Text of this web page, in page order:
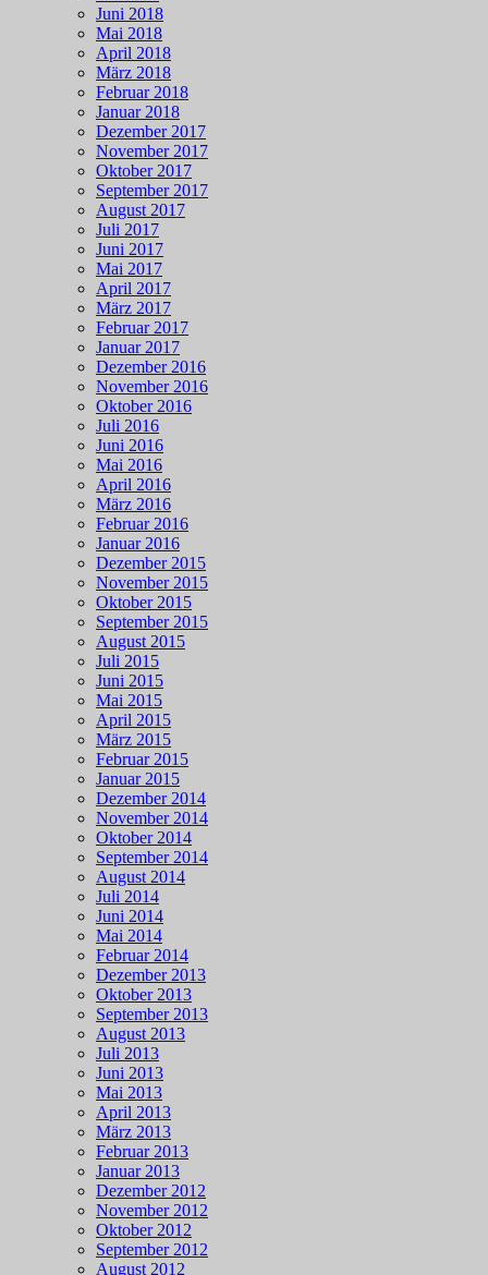
Juni 2018
Mai 2018
April 2018
März 2018
Februar 2018
Januar 2018
Dezember 2017
November 2017
Oktober 2017
September 2017
August 2017
Juli 2017
Juni 2017
Mai 2017
April 2017
März 2017
Februar 2017
Januar 2017
Dezember 2016
November 2016
Oktober 2016
Juli 2016
Juni 2016
Mai 2016
April 2016
März 2016
Februar 2016
Januar 2016
Dezember 2015
November 2015
Oktober 2015
September 2015
August 2015
Juli 2015
Juni 2015
Mai 2015
April 2015
März 2015
Februar 2015
Januar 2015
Dezember 2014
November 2014
Oktober 2014
September 2014
August 2014
Juli 2014
Juni 2014
Mai 2014
Februar 2014
Dezember 2013
Oktober 2013
September 2013
August 2013
Juli 2013
Juni 2013
Mai 2013
April 2013
März 2013
Februar 2013
Januar 2013
Dezember 2012
November 2012
Oktober 2012
September 2012
August 2012